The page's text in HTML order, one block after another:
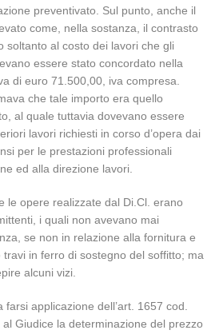
preventivato. Sul punto, anche il
come, nella sostanza, il contrasto
soltanto al costo dei lavori che gli
essere stato concordato nella
di euro 71.500,00, iva compresa.
che tale importo era quello
al quale tuttavia dovevano essere
lavori richiesti in corso d’opera dai
per le prestazioni professionali
ed alla direzione lavori.
le opere realizzate dal Di.Cl. erano
i quali non avevano mai
se non in relazione alla fornitura e
in ferro di sostegno del soffitto; ma
alcuni vizi.
applicazione dell’art. 1657 cod.
Giudice la determinazione del prezzo